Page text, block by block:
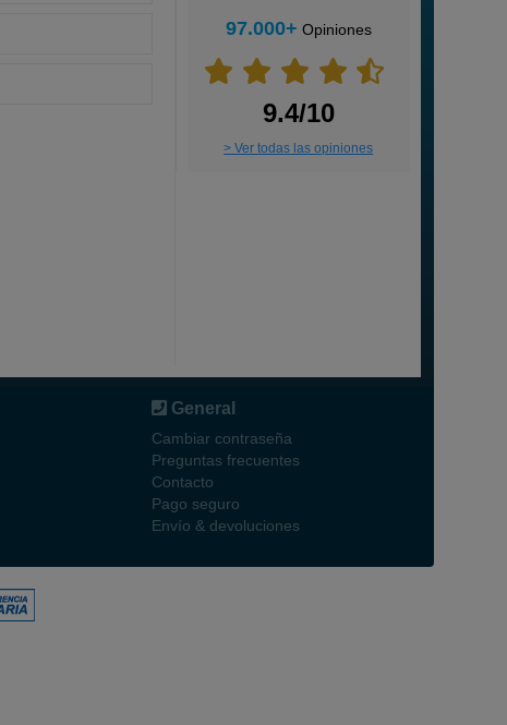
97.000+ Opiniones
9.4/10
> Ver todas las opiniones
General
Cambiar contraseña
Preguntas frecuentes
Contacto
Pago seguro
Envío & devoluciones